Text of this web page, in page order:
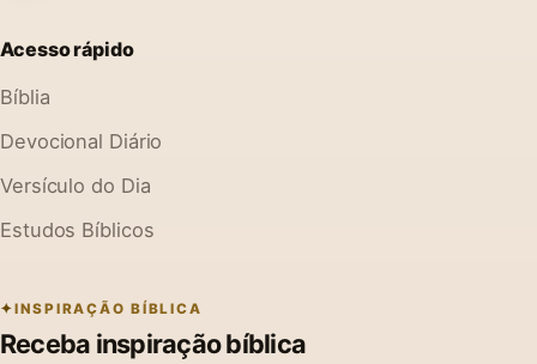
Acesso rápido
Bíblia
Devocional Diário
Versículo do Dia
Estudos Bíblicos
INSPIRAÇÃO BÍBLICA
Receba inspiração bíblica